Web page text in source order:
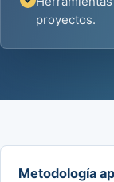
proyectos.
Metodología